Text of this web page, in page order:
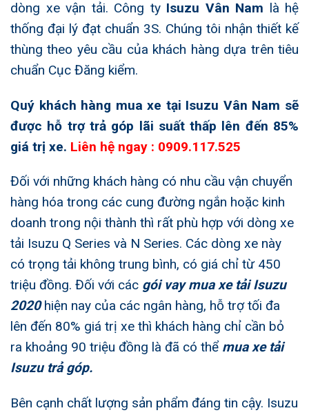
dòng xe vận tải. Công ty Isuzu Vân Nam là hệ
thống đại lý đạt chuẩn 3S. Chúng tôi nhận thiết kế
thùng theo yêu cầu của khách hàng dựa trên tiêu
chuẩn Cục Đăng kiểm.
Quý khách hàng mua xe tại Isuzu Vân Nam sẽ
được hỗ trợ trả góp lãi suất thấp lên đến 85%
giá trị xe. Liên hệ ngay : 0909.117.525
Đối với những khách hàng có nhu cầu vận chuyển
hàng hóa trong các cung đường ngắn hoặc kinh
doanh trong nội thành thì rất phù hợp với dòng xe
tải Isuzu Q Series và N Series. Các dòng xe này
có trọng tải không trung bình, có giá chỉ từ 450
triệu đồng. Đối với các gói vay mua xe tải Isuzu
2020hiện nay của các ngân hàng, hỗ trợ tối đa
lên đến 80% giá trị xe thì khách hàng chỉ cần bỏ
ra khoảng 90 triệu đồng là đã có thể mua xe tải
Isuzu trả góp.
Bên cạnh chất lượng sản phẩm đáng tin cậy. Isuzu